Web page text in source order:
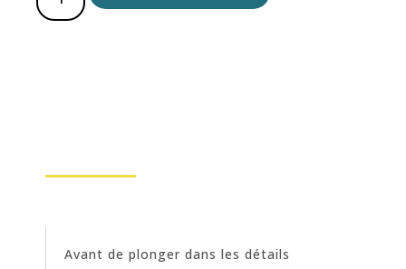
Avant de plonger dans les détails